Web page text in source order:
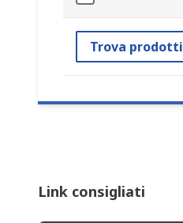
Trova
Link consigliati